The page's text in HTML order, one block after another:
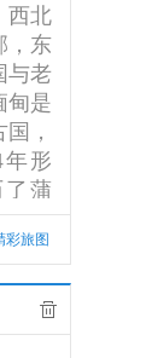
西北
，东
与老
甸是
，
年形
蒲
四个
次侵
188
属印
彩旅图